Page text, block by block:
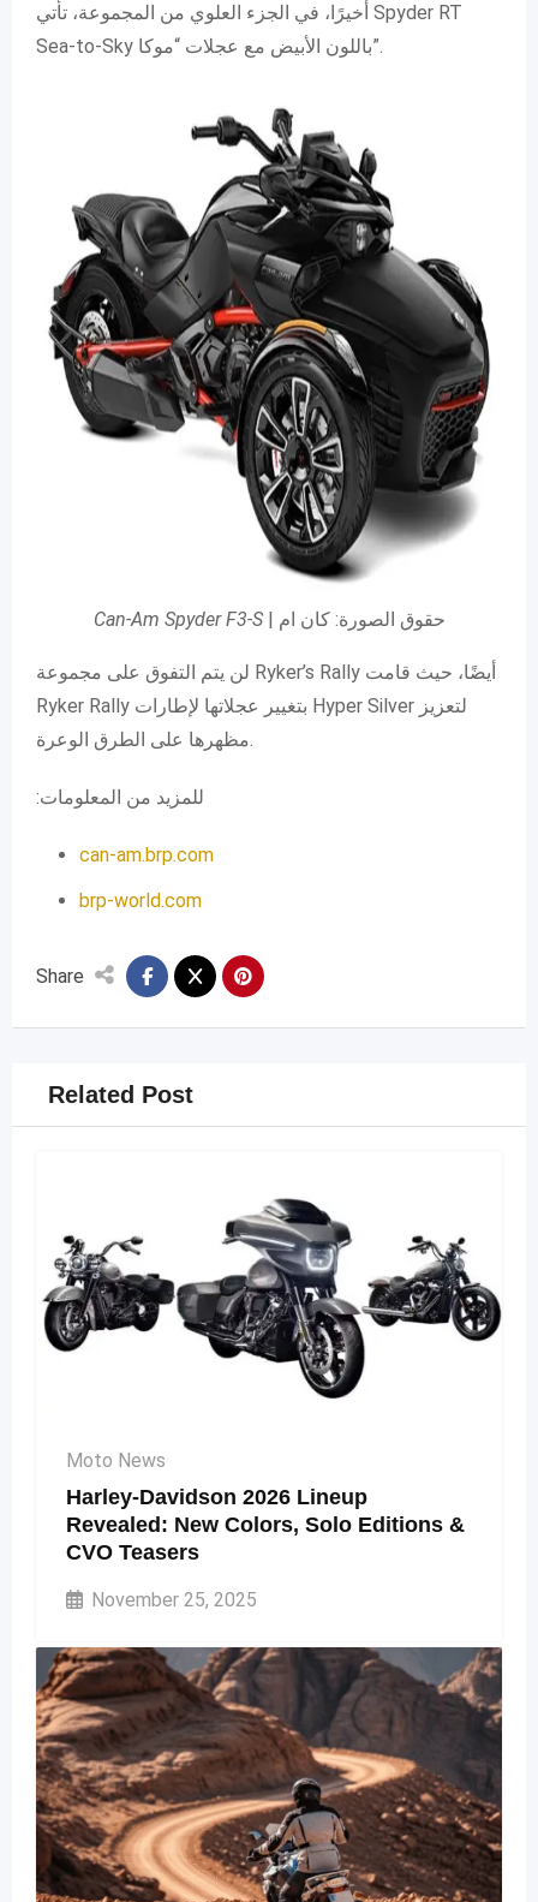
أخيرًا، في الجزء العلوي من المجموعة، تأتي Spyder RT
Sea-to-Sky باللون الأبيض مع عجلات “موكا”.
Can-Am Spyder F3-S | حقوق الصورة: كان ام
لن يتم التفوق على مجموعة Ryker’s Rally أيضًا، حيث قامت
Ryker Rally بتغيير عجلاتها لإطارات Hyper Silver لتعزيز
مظهرها على الطرق الوعرة.
:للمزيد من المعلومات
can-am.brp.com
brp-world.com
Share
Related Post
Moto News
Harley-Davidson 2026 Lineup
Revealed: New Colors, Solo Editions &
CVO Teasers
November 25, 2025